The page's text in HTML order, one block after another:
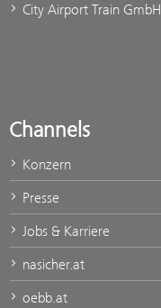
City Airport Train GmbH
Channels
Konzern
Presse
Jobs & Karriere
nasicher.at
oebb.at